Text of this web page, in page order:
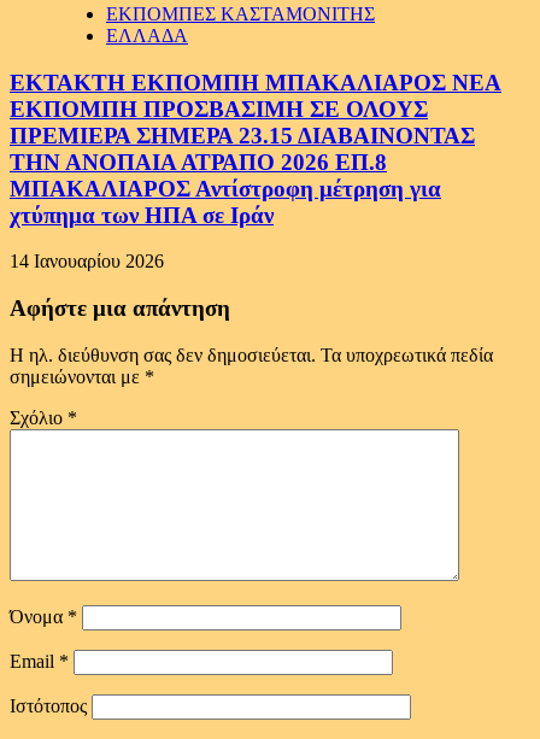
ΕΚΠΟΜΠΕΣ ΚΑΣΤΑΜΟΝΙΤΗΣ
ΕΛΛΑΔΑ
ΕΚΤΑΚΤΗ ΕΚΠΟΜΠΗ ΜΠΑΚΑΛΙΑΡΟΣ ΝΕΑ
ΕΚΠΟΜΠΗ ΠΡΟΣΒΑΣΙΜΗ ΣΕ ΟΛΟΥΣ
ΠΡΕΜΙΕΡΑ ΣΗΜΕΡΑ 23.15 ΔΙΑΒΑΙΝΟΝΤΑΣ
ΤΗΝ ΑΝΟΠΑΙΑ ΑΤΡΑΠΟ 2026 ΕΠ.8
ΜΠΑΚΑΛΙΑΡΟΣ Αντίστροφη μέτρηση για
χτύπημα των ΗΠΑ σε Ιράν
14 Ιανουαρίου 2026
Αφήστε μια απάντηση
Η ηλ. διεύθυνση σας δεν δημοσιεύεται. Τα υποχρεωτικά πεδία
σημειώνονται με *
Σχόλιο *
Όνομα *
Email *
Ιστότοπος